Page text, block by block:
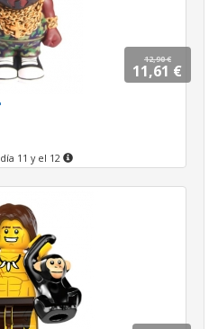
12,90 €
11,61 €
11 y el 12